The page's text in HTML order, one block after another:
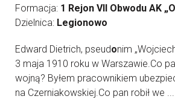
Formacja: 1 Rejon VII Obwodu AK
Dzielnica: Legionowo
Edward Dietrich, pseudonim
3 maja 1910 roku w Warszawie.Co
wojną? Byłem pracownikiem
na Czerniakowskiej.Co pan robił we ...